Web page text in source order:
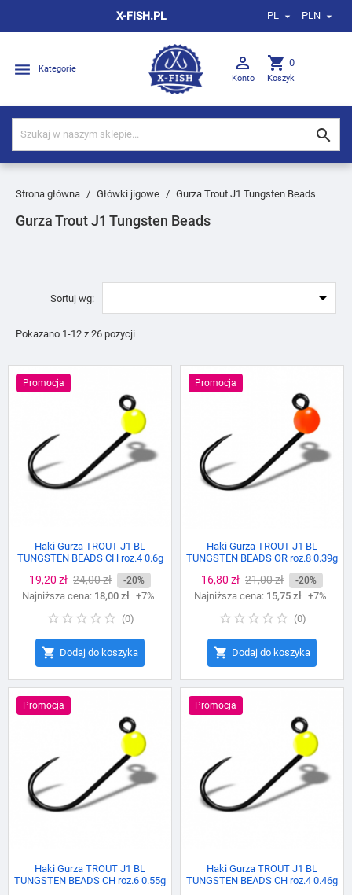
X-FISH.PL PL  PLN 
 Kategorie 
Konto
shopping_cart 0
Koszyk

Strona główna Główki jigowe Gurza Trout J1 Tungsten Beads
Gurza Trout J1 Tungsten Beads
Sortuj wg: 
Pokazano 1-12 z 26 pozycji
Promocja
Haki Gurza TROUT J1 BL
TUNGSTEN BEADS CH roz.4 0.6g
Cena
19,20 zł Cena
podstawowa
24,00 zł -20%
Najniższa cena: 18,00 zł +7%
(0)
 Dodaj do koszyka
Promocja
Haki Gurza TROUT J1 BL
TUNGSTEN BEADS OR roz.8 0.39g
Cena
16,80 zł Cena
podstawowa
21,00 zł -20%
Najniższa cena: 15,75 zł +7%
(0)
 Dodaj do koszyka
Promocja
Haki Gurza TROUT J1 BL
TUNGSTEN BEADS CH roz.6 0.55g
Promocja
Haki Gurza TROUT J1 BL
TUNGSTEN BEADS CH roz.4 0.46g